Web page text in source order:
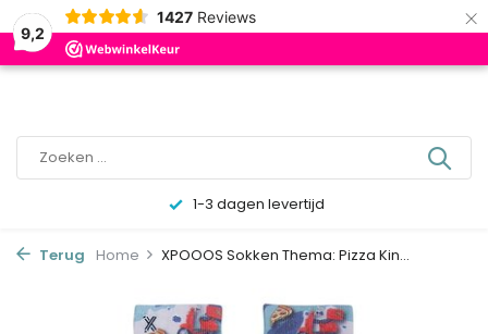
9,2
1427 Reviews ×
0
1-3 dagen levertijd
Terug Home XPOOOS Sokken Thema: Pizza Kin...